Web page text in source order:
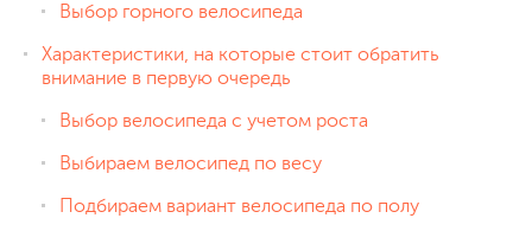
Выбор горного велосипеда
Характеристики, на которые стоит обратить
внимание в первую очередь
Выбор велосипеда с учетом роста
Выбираем велосипед по весу
Подбираем вариант велосипеда по полу